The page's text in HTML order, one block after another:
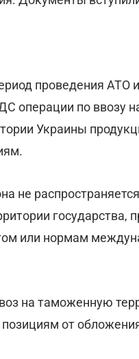
проведения АТО
операции по ввозу
Украины
не
государства,
или нормам
на таможенную
от